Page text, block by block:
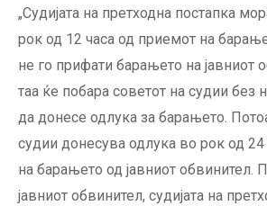
„Судијата на претходна постапка
рок од 12 часа од приемот на
не го прифати барањето на јавниот
таа ќе побара советот на судии без
да донесе одлука за барањето.
судии донесува одлука во рок од
на барањето од јавниот обвинител.
јавниот обвинител, судијата на